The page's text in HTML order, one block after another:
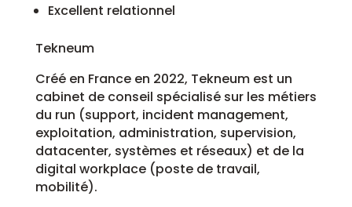
Excellent relationnel
Tekneum
Créé en France en 2022, Tekneum est un
cabinet de conseil spécialisé sur les métiers
du run (support, incident management,
exploitation, administration, supervision,
datacenter, systèmes et réseaux) et de la
digital workplace (poste de travail,
mobilité).